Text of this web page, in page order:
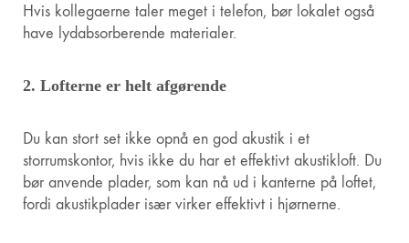
Hvis kollegaerne taler meget i telefon, bør lokalet også
have lydabsorberende materialer.
2. Lofterne er helt afgørende
Du kan stort set ikke opnå en god akustik i et
storrumskontor, hvis ikke du har et effektivt akustikloft. Du
bør anvende plader, som kan nå ud i kanterne på loftet,
fordi akustikplader især virker effektivt i hjørnerne.